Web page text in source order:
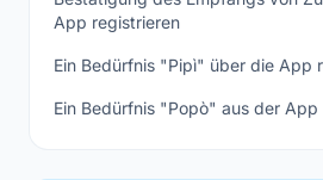
App registrieren
Ein Bedürfnis "Pipì" über die App
Ein Bedürfnis "Popò" aus der